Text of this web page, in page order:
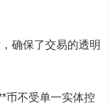
确保了交易的透明
币不受单一实体控